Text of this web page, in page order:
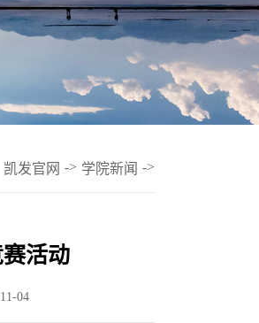
凯发官网 -> 学院新闻 ->
活动
04